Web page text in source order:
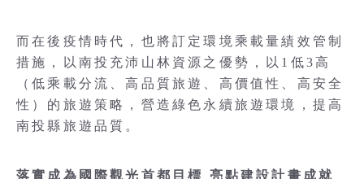
而在後疫情時代，也將訂定環境乘載量績效管制
措施，以南投充沛山林資源之優勢，以1低3高
（低乘載分流、高品質旅遊、高價值性、高安全
性）的旅遊策略，營造綠色永續旅遊環境，提高
南投縣旅遊品質。
落實成為國際觀光首都目標 亮點建設計畫成就